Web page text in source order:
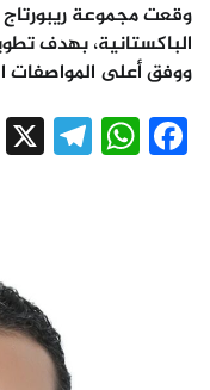
وقعت مجموعة ريبورتاج
الباكستانية، بهدف
ووفق أعلى المواصفات
Facebook